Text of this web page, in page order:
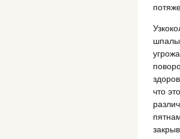
шпалы
что